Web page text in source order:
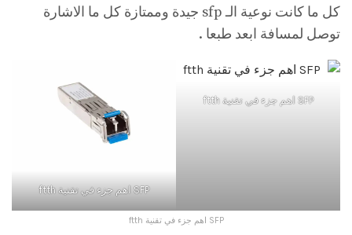
كل ما كانت نوعية الـ sfp جيدة وممتازة كل ما الاشارة
توصل لمسافة ابعد طبعا .
SFP اهم جزء في تقنية ftth
SFP اهم جزء في تقنية ftth
SFP اهم جزء في تقنية ftth